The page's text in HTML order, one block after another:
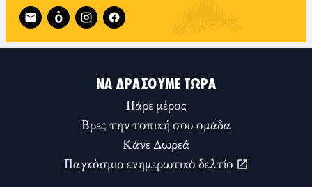
Follow XR Soissons et alentours on
ΝΑ ΔΡΆΣΟΥΜΕ ΤΏΡΑ
Πάρε μέρος
Βρες την τοπική σου ομάδα
Κάνε Δωρεά
Παγκόσμιο ενημερωτικό δελτίο